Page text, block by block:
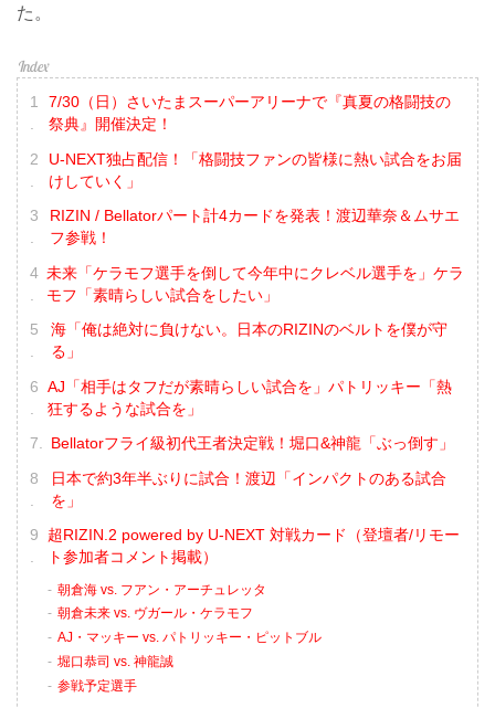
た。
7/30（日）さいたまスーパーアリーナで『真夏の格闘技の
祭典』開催決定！
U-NEXT独占配信！「格闘技ファンの皆様に熱い試合をお届
けしていく」
RIZIN / Bellatorパート計4カードを発表！渡辺華奈＆ムサエ
フ参戦！
未来「ケラモフ選手を倒して今年中にクレベル選手を」ケラ
モフ「素晴らしい試合をしたい」
海「俺は絶対に負けない。日本のRIZINのベルトを僕が守
る」
AJ「相手はタフだが素晴らしい試合を」パトリッキー「熱
狂するような試合を」
Bellatorフライ級初代王者決定戦！堀口&神龍「ぶっ倒す」
日本で約3年半ぶりに試合！渡辺「インパクトのある試合
を」
超RIZIN.2 powered by U-NEXT 対戦カード（登壇者/リモー
ト参加者コメント掲載）
朝倉海 vs. フアン・アーチュレッタ
朝倉未来 vs. ヴガール・ケラモフ
AJ・マッキー vs. パトリッキー・ピットブル
堀口恭司 vs. 神龍誠
参戦予定選手